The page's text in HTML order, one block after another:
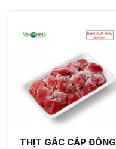
THỊT GẤC CẤP ĐÔNG